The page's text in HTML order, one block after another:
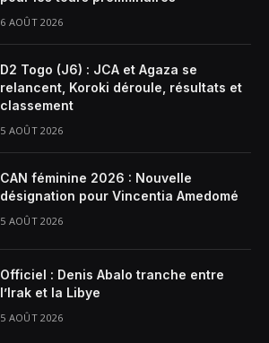
6 AOÛT 2026
D2 Togo (J6) : JCA et Agaza se
relancent, Koroki déroule, résultats et
classement
5 AOÛT 2026
CAN féminine 2026 : Nouvelle
désignation pour Vincentia Amedomé
5 AOÛT 2026
Officiel : Denis Abalo tranche entre
l’Irak et la Libye
5 AOÛT 2026